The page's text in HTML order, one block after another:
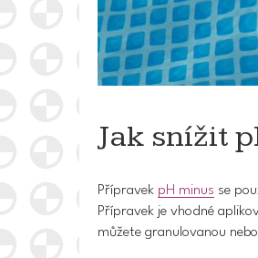
Jak snížit
Přípravek pH minus se
Přípravek je vhodné
můžete granulovanou